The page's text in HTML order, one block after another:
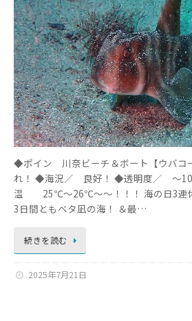
◆ポイン 川奈ビーチ＆ボート【ウバ
れ！ ◆海況／ 良好！ ◆透明度／ ～
温 25℃～26℃～～！！！ 海の日3連休
3日間ともベタ凪の海！ ＆最…
続きを読む
2025年7月21日